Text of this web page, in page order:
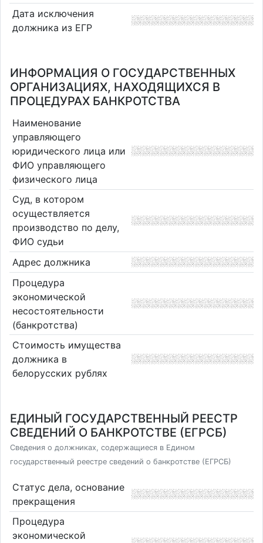
Дата исключения
должника из ЕГР
ИНФОРМАЦИЯ О ГОСУДАРСТВЕННЫХ
ОРГАНИЗАЦИЯХ, НАХОДЯЩИХСЯ В
ПРОЦЕДУРАХ БАНКРОТСТВА
Наименование
управляющего
юридического лица или
ФИО управляющего
физического лица
Суд, в котором
осуществляется
производство по делу,
ФИО судьи
Адрес должника
Процедура
экономической
несостоятельности
(банкротства)
Стоимость имущества
должника в
белорусских рублях
ЕДИНЫЙ ГОСУДАРСТВЕННЫЙ РЕЕСТР
СВЕДЕНИЙ О БАНКРОТСТВЕ (ЕГРСБ)
Сведения о должниках, содержащиеся в Едином
государственный реестре сведений о банкротстве (ЕГРСБ)
Статус дела, основание
прекращения
Процедура
экономической